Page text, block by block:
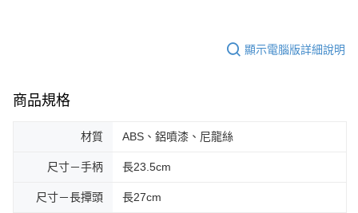
顯示電腦版詳細說明
商品規格
材質 ABS、鋁噴漆、尼龍絲
尺寸－手柄 長23.5cm
尺寸－長撢頭 長27cm